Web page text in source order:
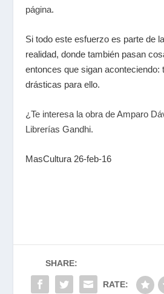
página.
Si todo este esfuerzo es parte de
realidad, donde también pasan
entonces que sigan aconteciendo:
drásticas para ello.
¿Te interesa la obra de Amparo
Librerías Gandhi.
MasCultura 26-feb-16
SHARE:
RATE: